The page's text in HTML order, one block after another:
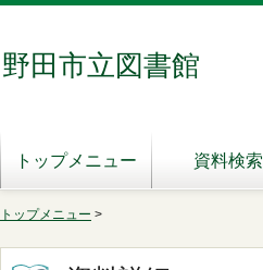
野田市立図書館
トップメニュー 資料検索
トップメニュー >